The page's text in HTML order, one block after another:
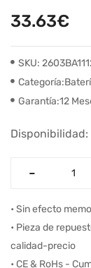
33.63€
SKU:
Garantía:12
Disponibilidad:
-
-
• Sin efecto
• Pieza de
calidad-precio
• CE & RoHs -